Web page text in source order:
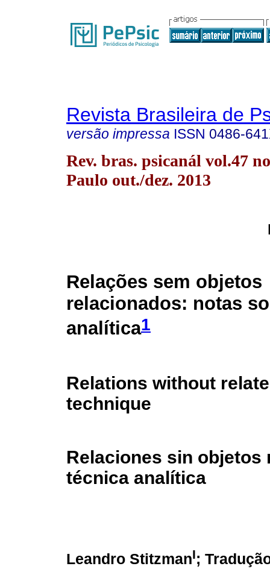
Revista Brasileira de
versão impressa ISSN 0486-
Rev. bras. psicanál vol.47
Paulo out./dez. 2013
Relações sem objetos
relacionados: notas
analítica1
Relations without
technique
Relaciones sin
técnica analítica
Leandro StitzmanI;